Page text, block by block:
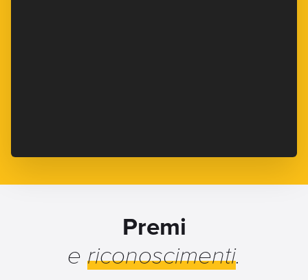
Premi
ericonoscimenti.